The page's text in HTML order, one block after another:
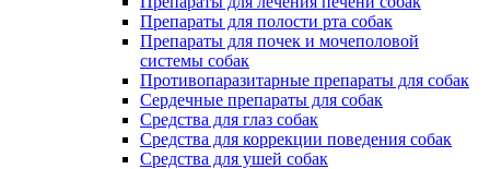
Препараты для полости рта собак
Препараты для почек и мочеполовой
системы собак
Противопаразитарные препараты для собак
Сердечные препараты для собак
Средства для глаз собак
Средства для коррекции поведения собак
Средства для ушей собак